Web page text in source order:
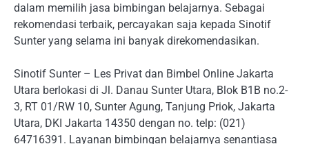
dalam memilih jasa bimbingan belajarnya. Sebagai
rekomendasi terbaik, percayakan saja kepada Sinotif
Sunter yang selama ini banyak direkomendasikan.
Sinotif Sunter – Les Privat dan Bimbel Online Jakarta
Utara berlokasi di Jl. Danau Sunter Utara, Blok B1B no.2-
3, RT 01/RW 10, Sunter Agung, Tanjung Priok, Jakarta
Utara, DKI Jakarta 14350 dengan no. telp: (021)
64716391. Layanan bimbingan belajarnya senantiasa